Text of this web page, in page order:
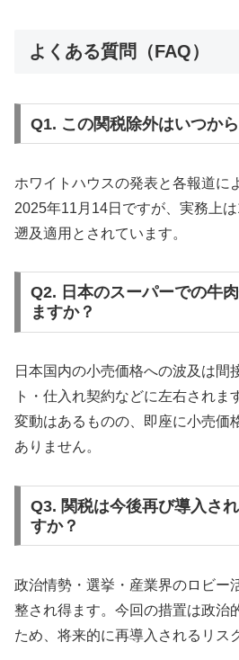
よくある質問（FAQ）
Q1. この関税除外はいつか
ホワイトハウスの発表と各報道に
2025年11月14日ですが、実務上
遡及適用とされています。
Q2. 日本のスーパーでの牛
ますか？
日本国内の小売価格への波及は間
ト・仕入れ契約などに左右されま
変動はあるものの、即座に小売価
ありません。
Q3. 関税は今後再び導入さ
すか？
政治情勢・選挙・産業界のロビー
整され得ます。今回の措置は政治
ため、将来的に再導入されるリス